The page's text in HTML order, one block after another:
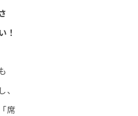
い！
し、
「席